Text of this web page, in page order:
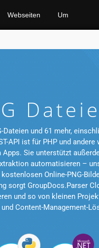
Webseiten Um
und 61 mehr,
API ist für PHP und
Sie unterstützt
automatisieren –
Online-PNG-
sorgt GroupDocs.Parser
und so von kleinen
Content-Management-